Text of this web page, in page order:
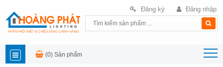
Đăng ký Đăng nhập
(0)Sản phẩm